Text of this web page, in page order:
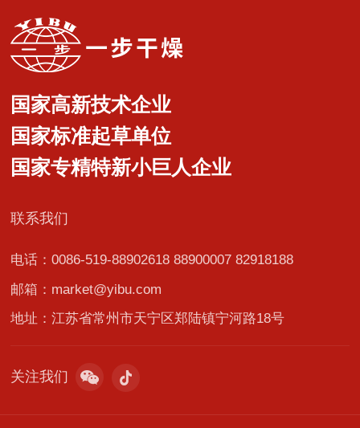
国家高新技术企业
国家标准起草单位
国家专精特新小巨人企业
联系我们
电话：0086-519-88902618 88900007 82918188
邮箱：market@yibu.com
地址：江苏省常州市天宁区郑陆镇宁河路18号
关注我们